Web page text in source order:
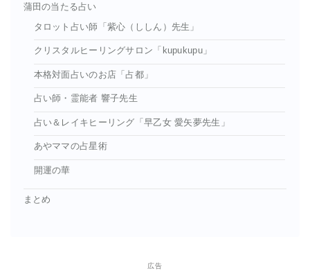
蒲田の当たる占い
タロット占い師「紫心（ししん）先生」
クリスタルヒーリングサロン「kupukupu」
本格対面占いのお店「占都」
占い師・霊能者 響子先生
占い＆レイキヒーリング「早乙女 愛矢夢先生」
あやママの占星術
開運の華
まとめ
広告